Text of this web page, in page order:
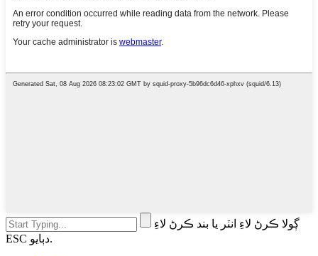
ڳولا ڪرڻ لاءِ انٽر يا بند ڪرڻ لاءِ
ESC دٻايو.